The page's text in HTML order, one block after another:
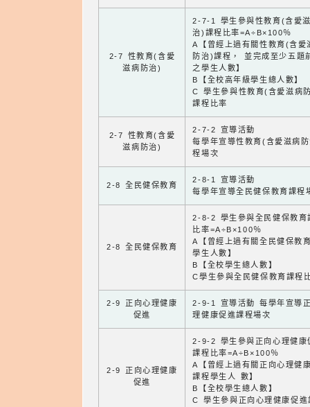
2-7 性教育(含愛
滋病防治)
2-7-1 學生參與性教育(含愛
治)課程比率=A÷B×100％
A【曾經上過有關性教育(含愛
防治)課程， 並完成至少五題
之學生人數】
B【全校高年級學生總人數】
C 學生參與性教育(含愛滋病
課程比率
2-7 性教育(含愛
滋病防治)
2-7-2 宣導活動
每學年宣導性教育(含愛滋病
程場次
2-8 全民健保教育
2-8-1 宣導活動
每學年宣導全民健保教育課程
2-8 全民健保教育
2-8-2 學生參與全民健保教育
比率=A÷B×100％
A【曾經上過有關全民健保教
學生人數】
B【全校學生總人數】
C學生參與全民健保教育課程
2-9 正向心理健康
促進
2-9-1 宣導活動 每學年宣導
理健康促進課程場次
2-9 正向心理健康
促進
2-9-2 學生參與正向心理健康
課程比率=A÷B×100％
A【曾經上過有關正向心理健
課程學生人 數】
B【全校學生總人數】
C 學生參與正向心理健康促進